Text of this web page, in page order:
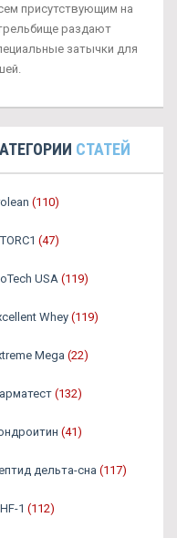
присутствующим на
раздают
затычки для
СТАТЕЙ
(110)
(47)
USA (119)
Whey(119)
Mega (22)
(132)
(41)
дельта-сна (117)
1 (112)